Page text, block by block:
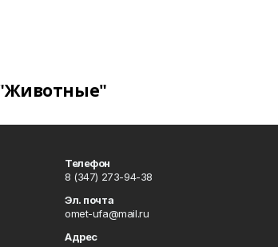
Телефон
8 (347) 273-94-38
Эл. почта
omet-ufa@mail.ru
Адрес